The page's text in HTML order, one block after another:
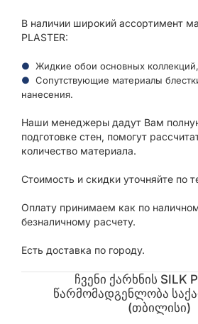
В наличии широкий ассортимент
PLASTER:
Жидкие обои основных коллекций,
Сопутствующие материалы
нанесения.
Наши менеджеры дадут Вам
подготовке стен, помогут
количество материала.
Стоимость и скидки уточняйте по
Оплату принимаем как по
безналичному расчету.
Есть доставка по городу.
ჩვენი ქარხნის SILK
წარმომადგენლობა
(თბილისი)